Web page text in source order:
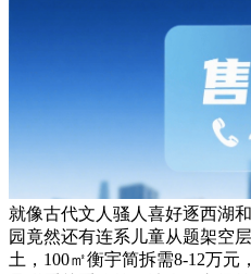
就像古代文人骚人喜好逐西湖
园竟然还有连系儿童从题架空
土，100㎡衡宇简拆需8-12万元